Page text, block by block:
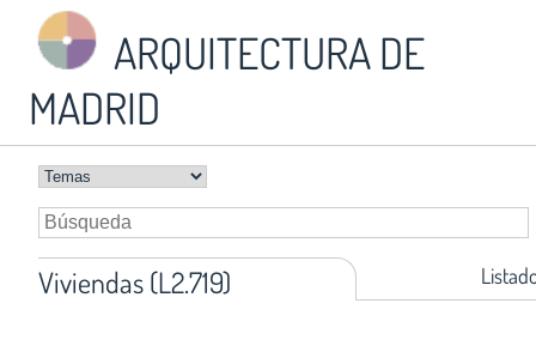
ARQUITECTURA DE
MADRID
Viviendas (L2.719)